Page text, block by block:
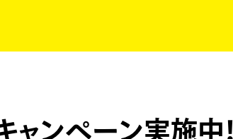
ャンペーン実施中